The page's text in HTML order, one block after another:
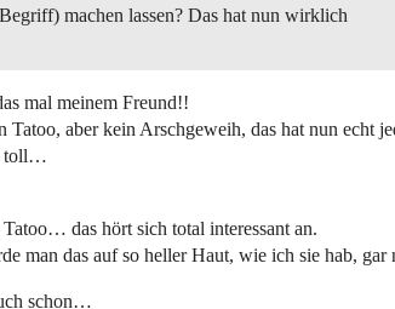
machen lassen? Das hat nun wirklich
mal meinem Freund!!
Tatoo, aber kein Arschgeweih, das hat nun echt
toll…
das hört sich total interessant an.
man das auf so heller Haut, wie ich sie hab, gar
schon…